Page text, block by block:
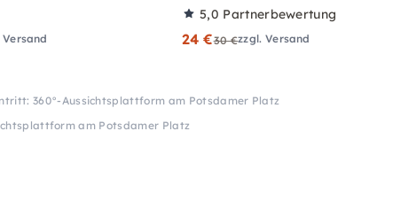
Versand
5,0 Partnerbewertung
24 €30 €zzgl. Versand
360°-Aussichtsplattform am Potsdamer Platz
am Potsdamer Platz